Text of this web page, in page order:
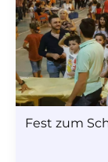
Fest zum